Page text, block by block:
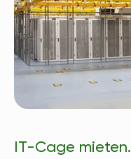
IT-Cage mieten.